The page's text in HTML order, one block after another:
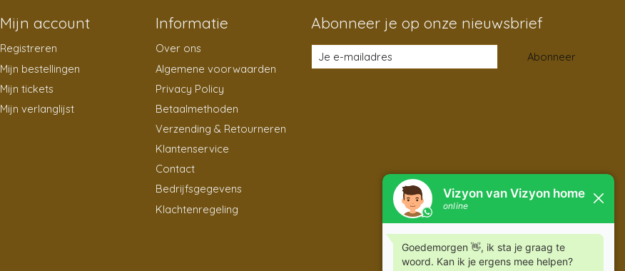
Mijn account
Registreren
Mijn bestellingen
Mijn tickets
Mijn verlanglijst
Informatie
Over ons
Algemene voorwaarden
Privacy Policy
Betaalmethoden
Verzending & Retourneren
Klantenservice
Contact
Bedrijfsgegevens
Klachtenregeling
Abonneer je op onze nieuwsbrief
Abonneer